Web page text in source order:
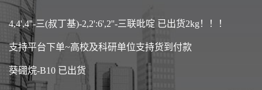
4,4',4''-三(叔丁基)-2,2':6',2''-三联吡啶 已出货2kg！！！
支持平台下单~高校及科研单位支持货到付款
葵硼烷-B10 已出货